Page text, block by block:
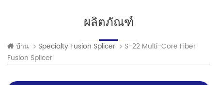
ผลิตภัณฑ์
บ้าน Specialty Fusion Splicer
S-22 Multi-Core Fiber
Fusion Splicer